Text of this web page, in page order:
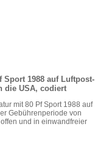
Sport 1988 auf Luftpost-
die USA, codiert
mit 80 Pf Sport 1988 auf
Gebührenperiode von
und in einwandfreier